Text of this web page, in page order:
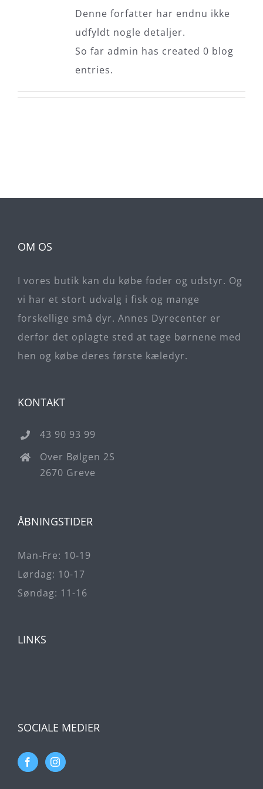
Denne forfatter har endnu ikke
udfyldt nogle detaljer.
So far admin has created 0 blog
entries.
OM OS
I vores butik kan du købe foder og udstyr. Og
vi har et stort udvalg i fisk og mange
forskellige små dyr. Annes Dyrecenter er
derfor det oplagte sted at tage børnene med
hen og købe deres første kæledyr.
KONTAKT
43 90 93 99
Over Bølgen 2S
2670 Greve
ÅBNINGSTIDER
Man-Fre: 10-19
Lørdag: 10-17
Søndag: 11-16
LINKS
SOCIALE MEDIER